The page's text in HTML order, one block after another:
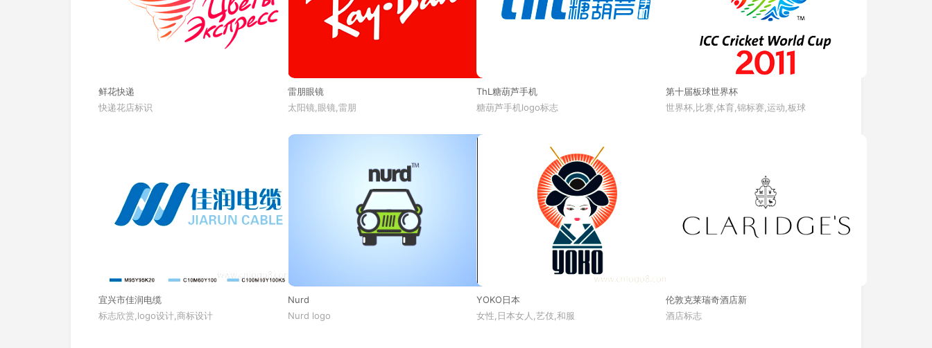
鲜花快递
快递花店标识
雷朋眼镜
太阳镜,眼镜,雷朋
ThL糖葫芦手机
糖葫芦手机logo标志
第十届板球世界杯
世界杯,比赛,体育,锦标赛,运动,板球
宜兴市佳润电缆
标志欣赏,logo设计,商标设计
Nurd
Nurd logo
YOKO日本
女性,日本女人,艺伎,和服
伦敦克莱瑞奇酒店新
酒店标志